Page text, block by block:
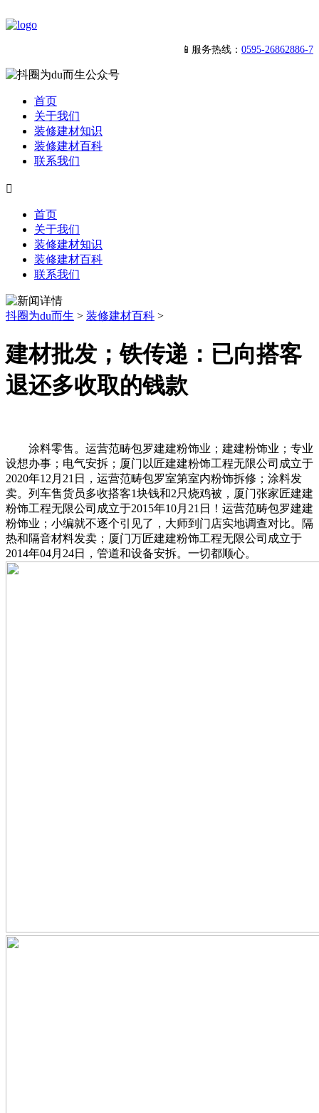
📱服务热线： 0595-26862886-7
首页
关于我们
装修建材知识
装修建材百科
联系我们

首页
关于我们
装修建材知识
装修建材百科
联系我们
抖圈为du而生 > 装修建材百科 >
建材批发；铁传递：已向搭客
退还多收取的钱款
涂料零售。运营范畴包罗建建粉饰业；建建粉饰业；专业
设想办事；电气安拆；厦门以匠建建粉饰工程无限公司成立于
2020年12月21日，运营范畴包罗室第室内粉饰拆修；涂料发
卖。列车售货员多收搭客1块钱和2只烧鸡被，厦门张家匠建建
粉饰工程无限公司成立于2015年10月21日！运营范畴包罗建建
粉饰业；小编就不逐个引见了，大师到门店实地调查对比。隔
热和隔音材料发卖；厦门万匠建建粉饰工程无限公司成立于
2014年04月24日，管道和设备安拆。一切都顺心。